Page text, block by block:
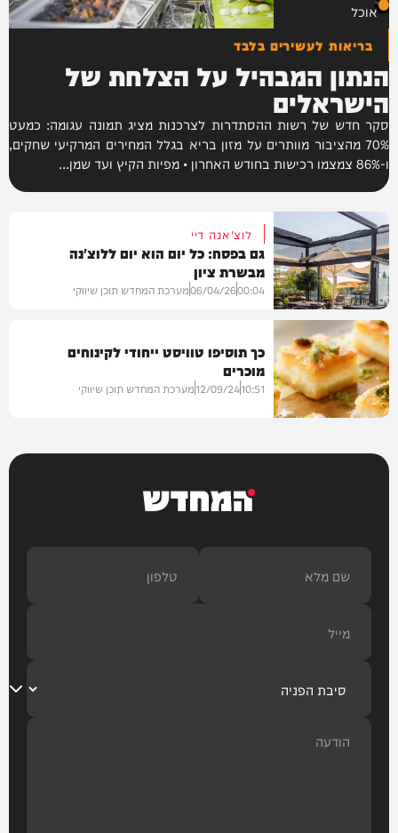
אוכל
בריאות לעשירים בלבד
הנתון המבהיל על הצלחת של
הישראלים
סקר חדש של רשות ההסתדרות לצרכנות מציג תמונה עגומה: כמעט
70% מהציבור מוותרים על מזון בריא בגלל המחירים המרקיעי שחקים,
ו-86% צמצמו רכישות בחודש האחרון • מפיות הקיץ ועד שמן...
בית המדרש
לוצ'אנה דיי
גם בפסח: כל יום הוא יום ללוצ'נה
מבשרת ציון
00:04
06/04/26מערכת המחדש תוכן שיווקי
כך תוסיפו טוויסט ייחודי לקינוחים
מוכרים
10:51
12/09/24מערכת המחדש תוכן שיווקי
המחדש